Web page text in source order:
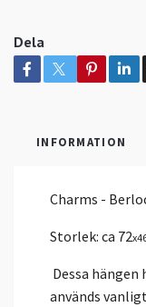
Dela
INFORMATION
Charms -
Storlek: ca 72
Dessa
används